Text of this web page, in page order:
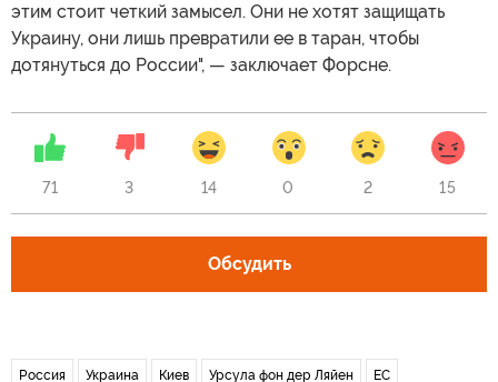
этим стоит четкий замысел. Они не хотят защищать
Украину, они лишь превратили ее в таран, чтобы
дотянуться до России", — заключает Форсне.
71 3 14 0 2 15
Обсудить
Россия Украина Киев Урсула фон дер Ляйен ЕС